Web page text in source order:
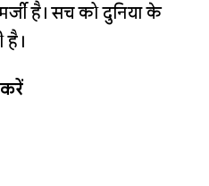
है। सच को दुनिया के
है।
करें